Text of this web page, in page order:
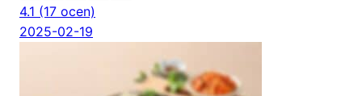
4.1 (17 ocen)
2025-02-19